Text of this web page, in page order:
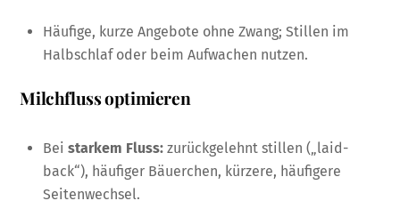
Häufige, kurze Angebote ohne Zwang; Stillen im
Halbschlaf oder beim Aufwachen nutzen.
Milchfluss optimieren
Bei starkem Fluss: zurückgelehnt stillen („laid-
back“), häufiger Bäuerchen, kürzere, häufigere
Seitenwechsel.